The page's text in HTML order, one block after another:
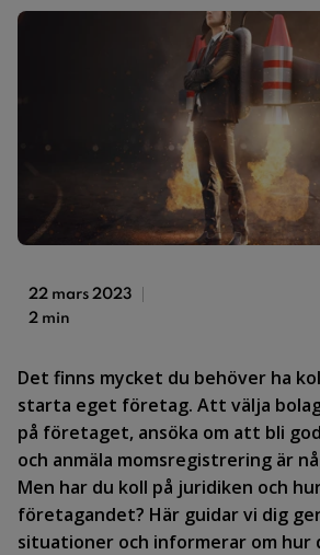
22 mars 2023
2 min
Det finns mycket du behöver ha
starta eget företag. Att välja
på företaget, ansöka om att bli
och anmäla momsregistrering är
Men har du koll på juridiken och
företagandet? Här guidar vi dig
situationer och informerar om hur